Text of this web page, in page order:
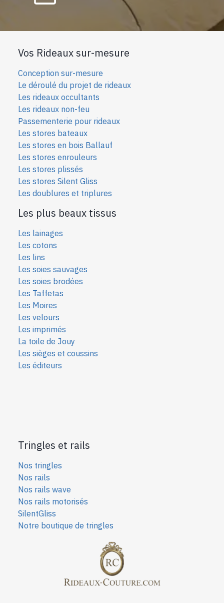
Vos Rideaux sur-mesure
Conception sur-mesure
Le déroulé du projet de rideaux
Les rideaux occultants
Les rideaux non-feu
Passementerie pour rideaux
Les stores bateaux
Les stores en bois Ballauf
Les stores enrouleurs
Les stores plissés
Les stores Silent Gliss
Les doublures et triplures
Les plus beaux tissus
Les lainages
Les cotons
Les lins
Les soies sauvages
Les soies brodées
Les Taffetas
Les Moires
Les velours
Les imprimés
La toile de Jouy
Les sièges et coussins
Les éditeurs
Tringles et rails
Nos tringles
Nos rails
Nos rails wave
Nos rails motorisés
SilentGliss
Notre boutique de tringles